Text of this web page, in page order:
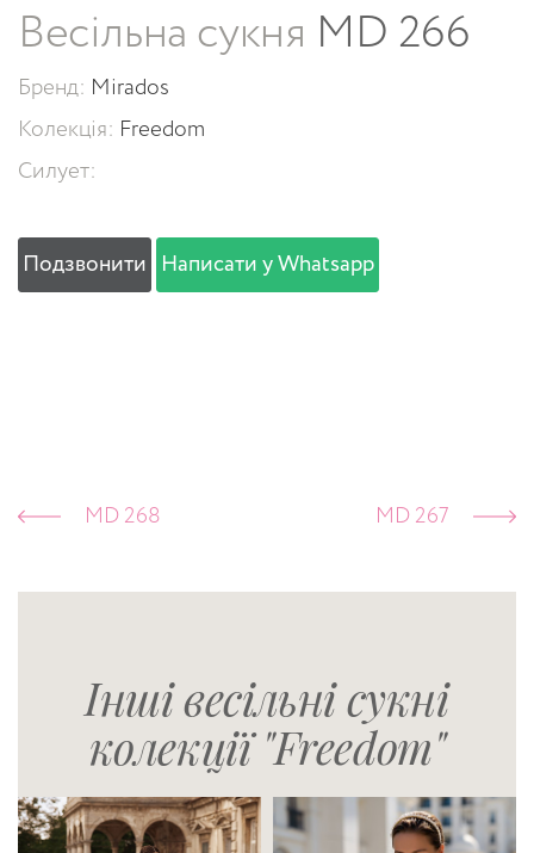
Весільна сукня MD 266
Бренд: Mirados
Колекція: Freedom
Силует:
Подзвонити Написати у Whatsapp
MD 268 MD 267
Інші весільні сукні
колекції "Freedom"